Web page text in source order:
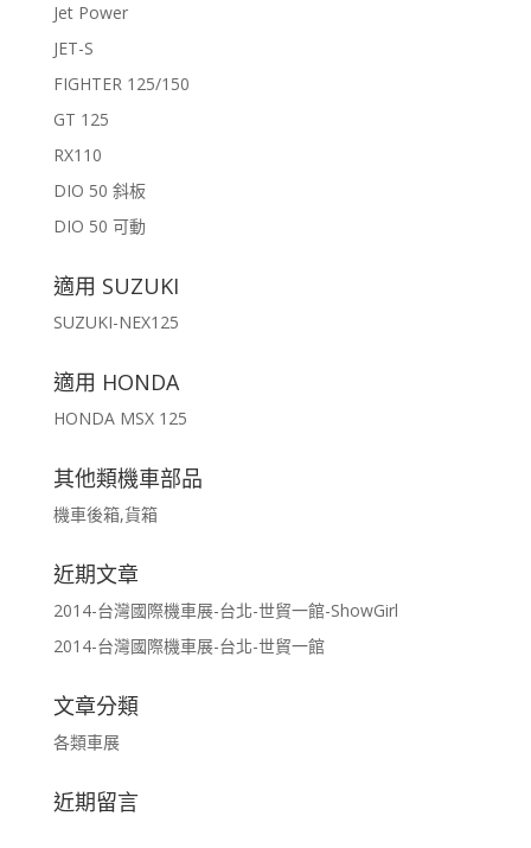
Jet Power
JET-S
FIGHTER 125/150
GT 125
RX110
DIO 50 斜板
DIO 50 可動
適用 SUZUKI
SUZUKI-NEX125
適用 HONDA
HONDA MSX 125
其他類機車部品
機車後箱,貨箱
近期文章
2014-台灣國際機車展-台北-世貿一館-ShowGirl
2014-台灣國際機車展-台北-世貿一館
文章分類
各類車展
近期留言